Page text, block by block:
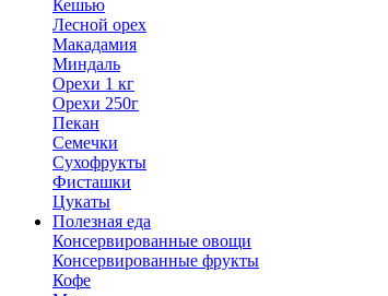
Кешью
Лесной орех
Макадамия
Миндаль
Орехи 1 кг
Орехи 250г
Пекан
Семечки
Сухофрукты
Фисташки
Цукаты
Полезная еда
Консервированные овощи
Консервированные фрукты
Кофе